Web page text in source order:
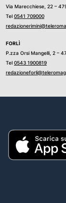
Via Marecchiese, 22 –
Tel 0541 709000
FORLÌ
P.zza Orsi Mangelli, 2 –
Tel 0543 1900819